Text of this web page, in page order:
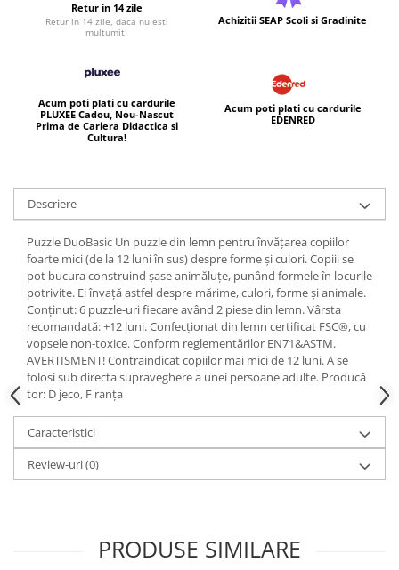
Retur in 14 zile
Retur in 14 zile, daca nu esti
multumit!
Achizitii SEAP Scoli si Gradinite
Acum poti plati cu cardurile
PLUXEE Cadou, Nou-Nascut
Prima de Cariera Didactica si
Cultura!
Acum poti plati cu cardurile
EDENRED
Descriere
Puzzle DuoBasic Un puzzle din lemn pentru învățarea copiilor
foarte mici (de la 12 luni în sus) despre forme și culori. Copiii se
pot bucura construind șase animăluțe, punând formele în locurile
potrivite. Ei învață astfel despre mărime, culori, forme și animale.
Conținut: 6 puzzle-uri fiecare având 2 piese din lemn. Vârsta
recomandată: +12 luni. Confecționat din lemn certificat FSC®, cu
vopsele non-toxice. Conform reglementărilor EN71&ASTM.
AVERTISMENT! Contraindicat copiilor mai mici de 12 luni. A se
folosi sub directa supraveghere a unei persoane adulte. Producă
tor: D jeco, F ranța
Caracteristici
Review-uri(0)
PRODUSE SIMILARE